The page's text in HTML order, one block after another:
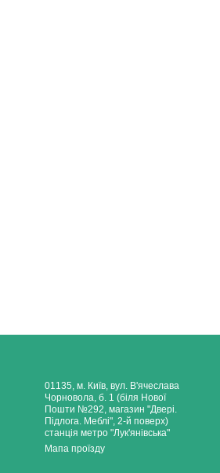
01135, м. Київ, вул. В'ячеслава
Чорновола, б. 1 (біля Нової
Пошти №292, магазин "Двері.
Підлога. Меблі", 2-й поверх)
станція метро "Лук'янівська"
Мапа проїзду